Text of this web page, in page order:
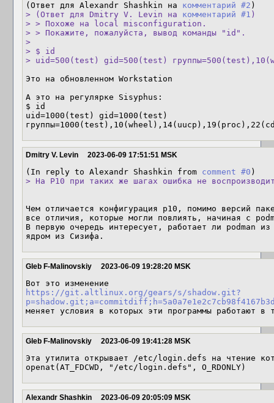
(Ответ для Alexandr Shashkin на комментарий #2
> (Ответ для Dmitry V. Levin на комментарий #1 )
> > Похоже на local misconfiguration.
> > Покажите, пожалуйста, вывод команды "id".
>
> $ id
> uid=500(test) gid=500(test)
Это на обновленном Workstation
А это на регулярке Sisyphus:
$ id
uid=1000(test) gid=1000(test)
Dmitry V. Levin 2023-06-09 17:51:51 MSK
(In reply to Alexandr Shashkin from comment #0
> На P10 при таких же шагах ошибка не
Чем отличается конфигурация p10, помимо версий
все отличия, которые могли повлиять, начиная с
В первую очередь интересует, работает ли podman
ядром из Сизифа.
Gleb F-Malinovskiy 2023-06-09 19:28:20 MSK
https://git.altlinux.org/gears/s/shadow.git?
меняет условия в которых эти программы работают
Gleb F-Malinovskiy 2023-06-09 19:41:28 MSK
Эта утилита открывает /etc/login.defs на чтение
openat(AT_FDCWD, "/etc/login.defs", O_RDONLY)
Alexandr Shashkin 2023-06-09 20:05:09 MSK